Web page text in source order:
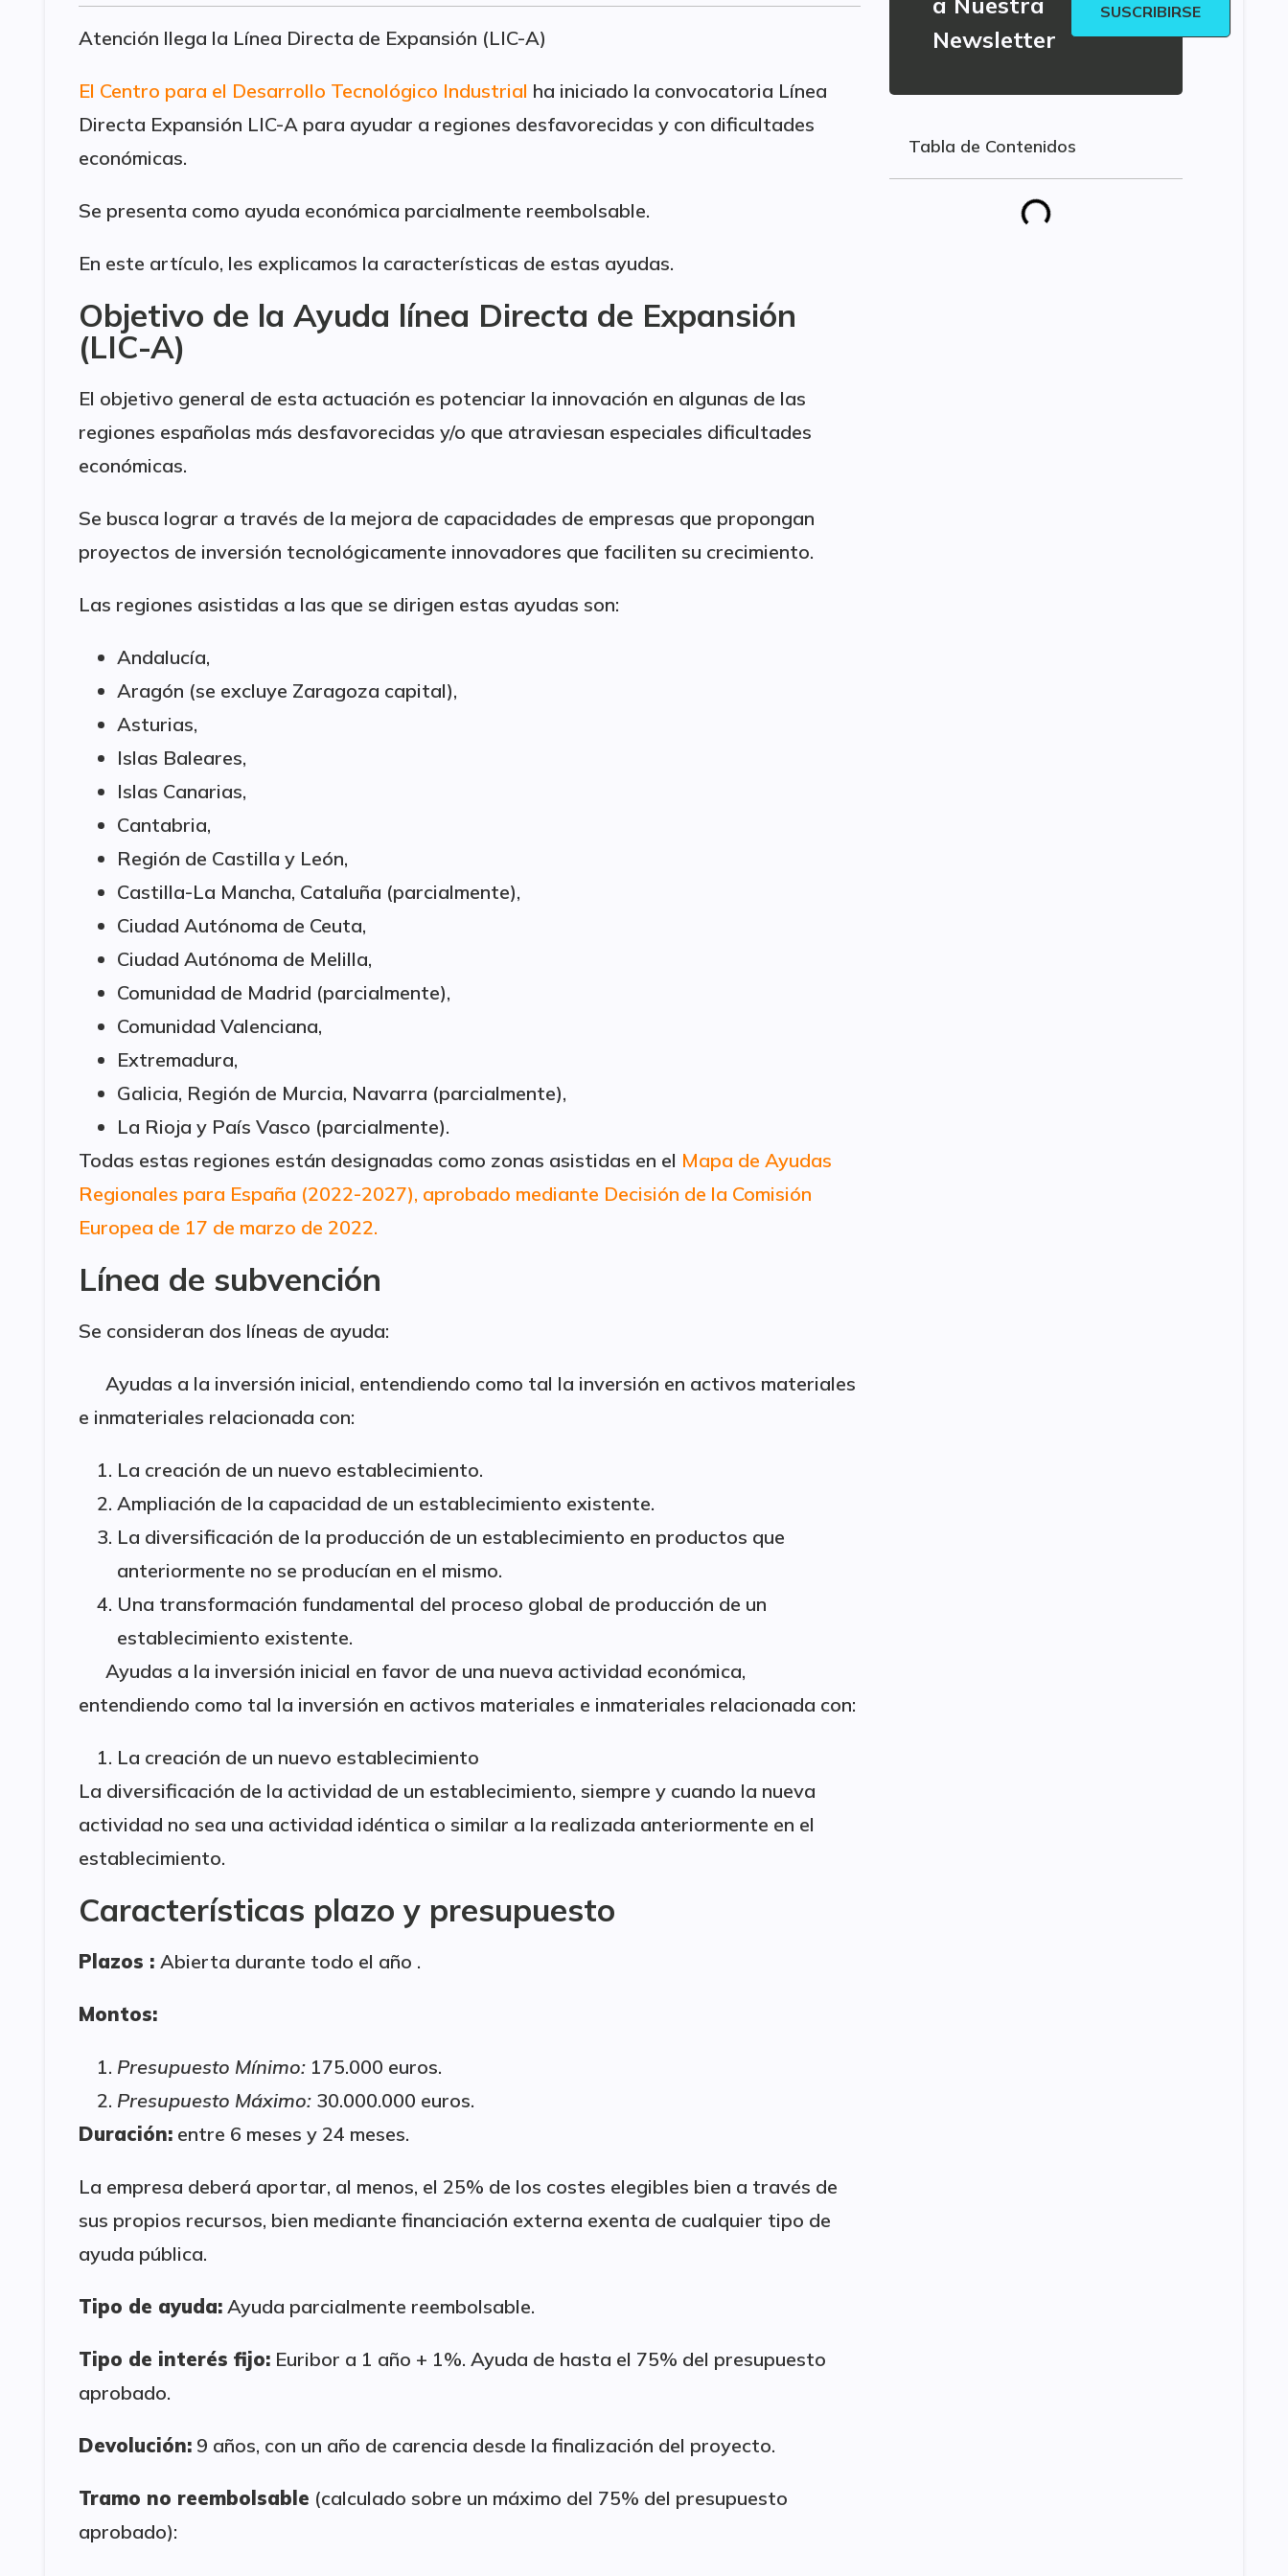
Atención llega la Línea Directa de Expansión (LIC-A)
El Centro para el Desarrollo Tecnológico Industrial ha iniciado la convocatoria Línea
Directa Expansión LIC-A para ayudar a regiones desfavorecidas y con dificultades
económicas.
Se presenta como ayuda económica parcialmente reembolsable.
En este artículo, les explicamos la características de estas ayudas.
Objetivo de la Ayuda línea Directa de Expansión
(LIC-A)
El objetivo general de esta actuación es potenciar la innovación en algunas de las
regiones españolas más desfavorecidas y/o que atraviesan especiales dificultades
económicas.
Se busca lograr a través de la mejora de capacidades de empresas que propongan
proyectos de inversión tecnológicamente innovadores que faciliten su crecimiento.
Las regiones asistidas a las que se dirigen estas ayudas son:
Andalucía,
Aragón (se excluye Zaragoza capital),
Asturias,
Islas Baleares,
Islas Canarias,
Cantabria,
Región de Castilla y León,
Castilla-La Mancha, Cataluña (parcialmente),
Ciudad Autónoma de Ceuta,
Ciudad Autónoma de Melilla,
Comunidad de Madrid (parcialmente),
Comunidad Valenciana,
Extremadura,
Galicia, Región de Murcia, Navarra (parcialmente),
La Rioja y País Vasco (parcialmente).
Todas estas regiones están designadas como zonas asistidas en el Mapa de Ayudas
Regionales para España (2022-2027), aprobado mediante Decisión de la Comisión
Europea de 17 de marzo de 2022.
Línea de subvención
Se consideran dos líneas de ayuda:
Ayudas a la inversión inicial, entendiendo como tal la inversión en activos materiales
e inmateriales relacionada con:
La creación de un nuevo establecimiento.
Ampliación de la capacidad de un establecimiento existente.
La diversificación de la producción de un establecimiento en productos que
anteriormente no se producían en el mismo.
Una transformación fundamental del proceso global de producción de un
establecimiento existente.
Ayudas a la inversión inicial en favor de una nueva actividad económica,
entendiendo como tal la inversión en activos materiales e inmateriales relacionada con:
La creación de un nuevo establecimiento
La diversificación de la actividad de un establecimiento, siempre y cuando la nueva
actividad no sea una actividad idéntica o similar a la realizada anteriormente en el
establecimiento.
Características plazo y presupuesto
Plazos : Abierta durante todo el año .
Montos:
Presupuesto Mínimo: 175.000 euros.
Presupuesto Máximo: 30.000.000 euros.
Duración: entre 6 meses y 24 meses.
La empresa deberá aportar, al menos, el 25% de los costes elegibles bien a través de
sus propios recursos, bien mediante financiación externa exenta de cualquier tipo de
ayuda pública.
Tipo de ayuda: Ayuda parcialmente reembolsable.
Tipo de interés fijo: Euribor a 1 año + 1%. Ayuda de hasta el 75% del presupuesto
aprobado.
Devolución: 9 años, con un año de carencia desde la finalización del proyecto.
Tramo no reembolsable (calculado sobre un máximo del 75% del presupuesto
aprobado):
Newsletter
SUSCRIBIRSE
Tabla de Contenidos